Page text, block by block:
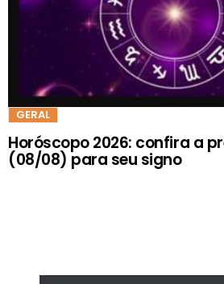
GERAL
Horóscopo 2026: confira a
(08/08) para seu signo